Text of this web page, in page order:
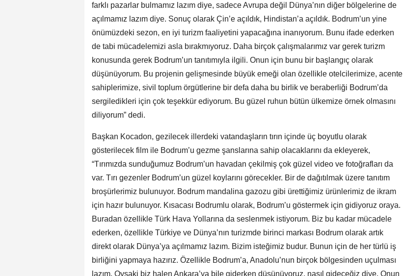
farklı pazarlar bulmamız lazım diye, sadece Avrupa değil Dünya’nın diğer bölgelerine de
açılmamız lazım diye. Sonuç olarak Çin’e açıldık, Hindistan’a açıldık. Bodrum’un yine
önümüzdeki sezon, en iyi turizm faaliyetini yapacağına inanıyorum. Bunu ifade ederken
de tabi mücadelemizi asla bırakmıyoruz. Daha birçok çalışmalarımız var gerek turizm
konusunda gerek Bodrum’un tanıtımıyla ilgili. Onun için bunu bir başlangıç olarak
düşünüyorum. Bu projenin gelişmesinde büyük emeği olan özellikle otelcilerimize, acente
sahiplerimize, sivil toplum örgütlerine bir defa daha bu birlik ve beraberliği Bodrum’da
sergiledikleri için çok teşekkür ediyorum. Bu güzel ruhun bütün ülkemize örnek olmasını
diliyorum” dedi.
Başkan Kocadon, gezilecek illerdeki vatandaşların tırın içinde üç boyutlu olarak
gösterilecek film ile Bodrum’u gezme şanslarına sahip olacaklarını da ekleyerek,
“Tırımızda sunduğumuz Bodrum’un havadan çekilmiş çok güzel video ve fotoğrafları da
var. Tırı gezenler Bodrum’un güzel koylarını görecekler. Bir de dağıtılmak üzere tanıtım
broşürlerimiz bulunuyor. Bodrum mandalina gazozu gibi ürettiğimiz ürünlerimiz de ikram
için hazır bulunuyor. Kısacası Bodrumlu olarak, Bodrum’u göstermek için gidiyoruz oraya.
Buradan özellikle Türk Hava Yollarına da seslenmek istiyorum. Biz bu kadar mücadele
ederken, özellikle Türkiye ve Dünya’nın turizmde birinci markası Bodrum olarak artık
direkt olarak Dünya’ya açılmamız lazım. Bizim isteğimiz budur. Bunun için de her türlü iş
birliğini yapmaya hazırız. Özellikle Bodrum’a, Anadolu’nun birçok bölgesinden uçulması
lazım. Oysaki biz halen Ankara’ya bile giderken düşünüyoruz, nasıl gideceğiz diye. Onun